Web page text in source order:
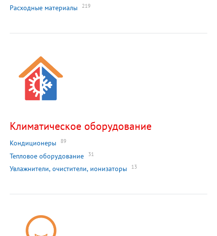
Расходные материалы 219
Климатическое оборудование
Кондиционеры 89
Тепловое оборудование 31
Увлажнители, очистители, ионизаторы 13